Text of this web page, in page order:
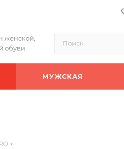
женской,
обуви
МУЖСКАЯ